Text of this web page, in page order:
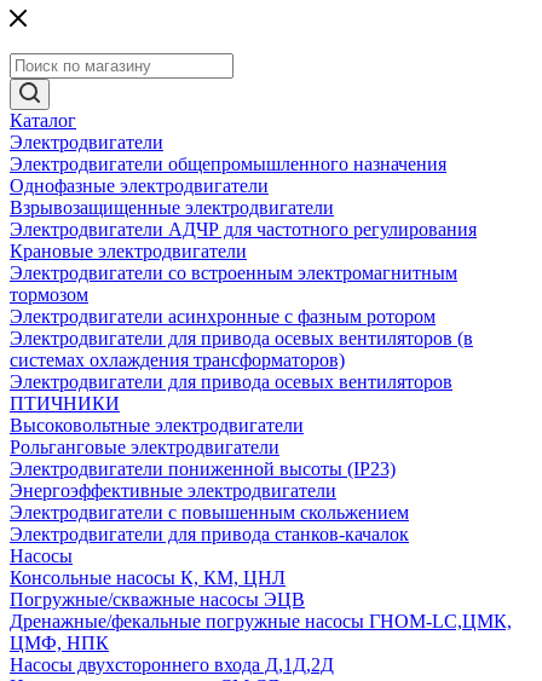
Каталог
Электродвигатели
Электродвигатели общепромышленного назначения
Однофазные электродвигатели
Взрывозащищенные электродвигатели
Электродвигатели АДЧР для частотного регулирования
Крановые электродвигатели
Электродвигатели со встроенным электромагнитным
тормозом
Электродвигатели асинхронные с фазным ротором
Электродвигатели для привода осевых вентиляторов (в
системах охлаждения трансформаторов)
Электродвигатели для привода осевых вентиляторов
ПТИЧНИКИ
Высоковольтные электродвигатели
Рольганговые электродвигатели
Электродвигатели пониженной высоты (IP23)
Энергоэффективные электродвигатели
Электродвигатели с повышенным скольжением
Электродвигатели для привода станков-качалок
Насосы
Консольные насосы К, КМ, ЦНЛ
Погружные/скважные насосы ЭЦВ
Дренажные/фекальные погружные насосы ГНОМ-LC,ЦМК,
ЦМФ, НПК
Насосы двухстороннего входа Д,1Д,2Д